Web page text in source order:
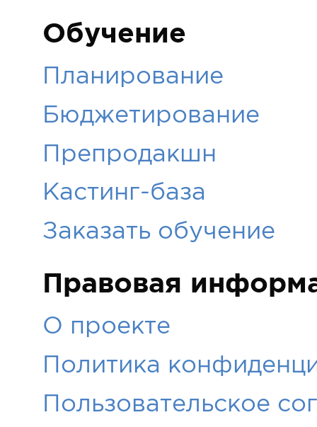
Обучение
Планирование
Бюджетирование
Препродакшн
Кастинг-база
Заказать обучение
Правовая
О проекте
Политика
Пользовательское